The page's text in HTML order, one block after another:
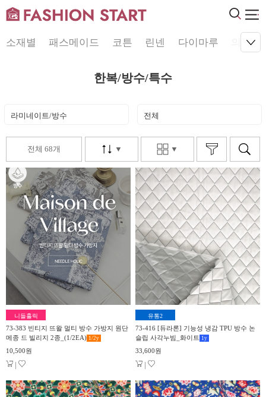
소재별 패스메이드 코튼 린넨 다이마루 의류원
한복/방수/특수
라미네이트/방수 전체
전체 68개 ▼ ▼
10%
▼
니들홀릭
73-383 빈티지 뜨왈 멀티 방수 가방지 원단
메종 드 빌리지 2종_(1/2EA) 1/2y
10,500원
|
유통2
73-416 [듀라론] 기능성 냉감 TPU 방수 논
슬립 사각누빔_화이트 1 y
33,600원
|